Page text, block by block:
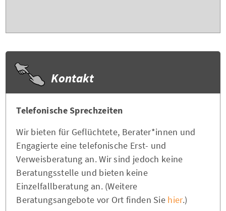
Kontakt
Telefonische Sprechzeiten
Wir bieten für Geflüchtete, Berater*innen und
Engagierte eine telefonische Erst- und
Verweisberatung an. Wir sind jedoch keine
Beratungsstelle und bieten keine
Einzelfallberatung an. (Weitere
Beratungsangebote vor Ort finden Sie hier.)